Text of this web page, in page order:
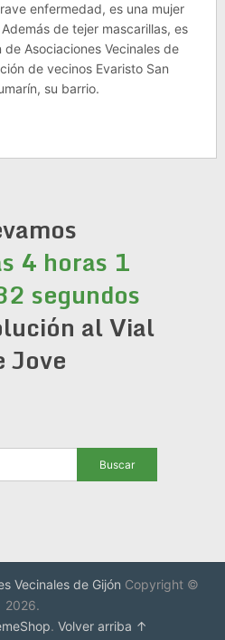
enfermedad, es una mujer
de tejer mascarillas, es
Asociaciones Vecinales de
de vecinos Evaristo San
su barrio.
4 horas 1
segundos
al Vial
Jove
Vecinales de Gijón Copyright ©
2026.
. Volver arriba ↑